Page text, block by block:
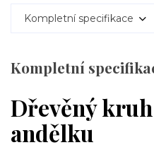
Kompletní specifikace
Kompletní
Dřevěný
andělku